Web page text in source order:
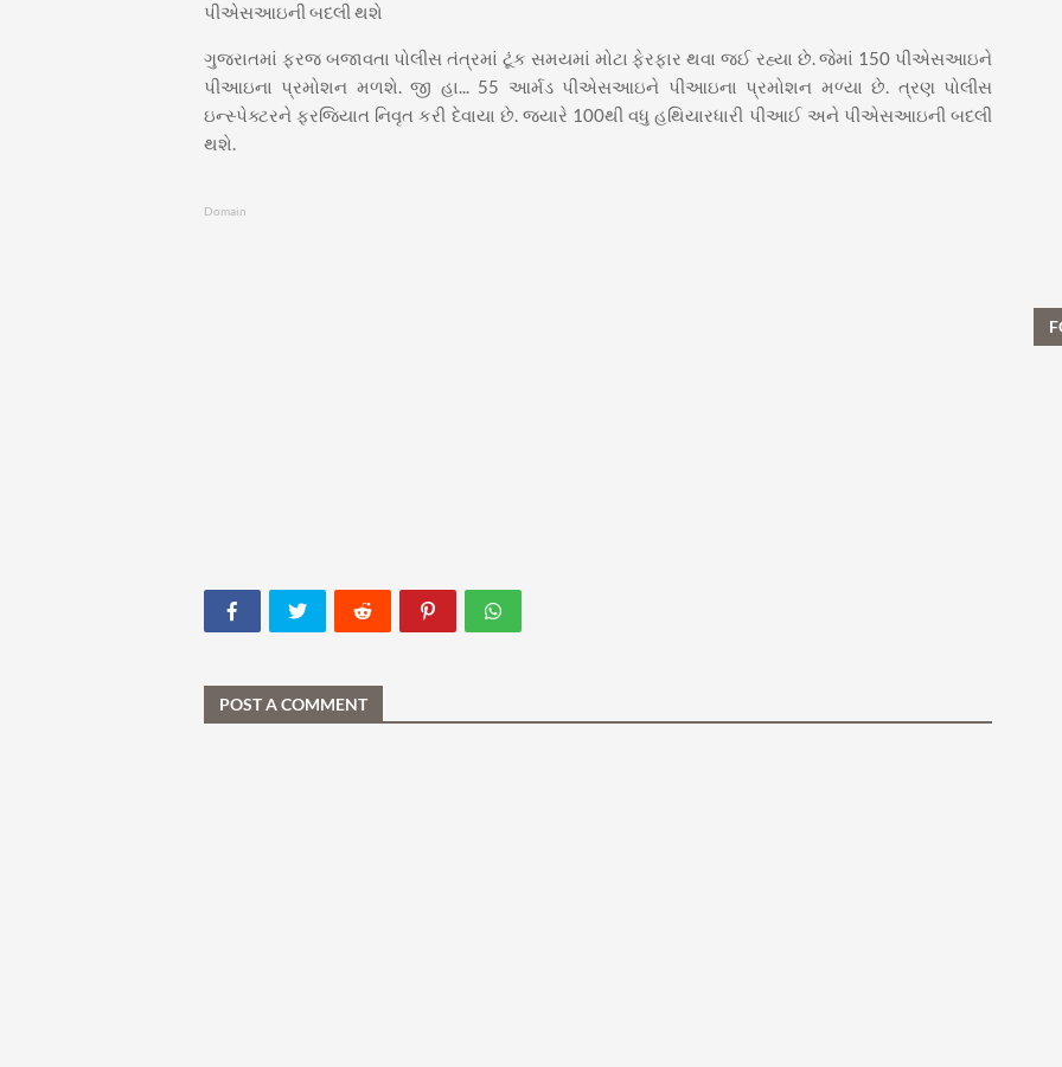
પીએસઆઇની બદલી થશે
ગુજરાતમાં ફરજ બજાવતા પોલીસ તંત્રમાં ટૂંક સમયમાં મોટા ફેરફાર થવા જઈ રહ્યા છે. જેમાં 150 પીએસઆઇને
પીઆઇના પ્રમોશન મળશે. જી હા... 55 આર્મડ પીએસઆઇને પીઆઇના પ્રમોશન મળ્યા છે. ત્રણ પોલીસ
ઇન્સ્પેક્ટરને ફરજિયાત નિવૃત કરી દેવાયા છે. જ્યારે 100થી વધુ હથિયારધારી પીઆઈ અને પીએસઆઇની બદલી
થશે.
Domain
POST A COMMENT